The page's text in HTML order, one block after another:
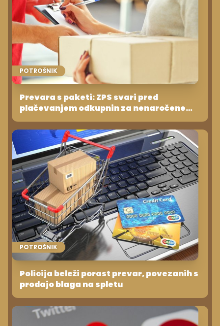
POTROŠNIK
Prevara s paketi: ZPS svari pred
plačevanjem odkupnin za nenaročene
pakete
POTROŠNIK
Policija beleži porast prevar, povezanih s
prodajo blaga na spletu